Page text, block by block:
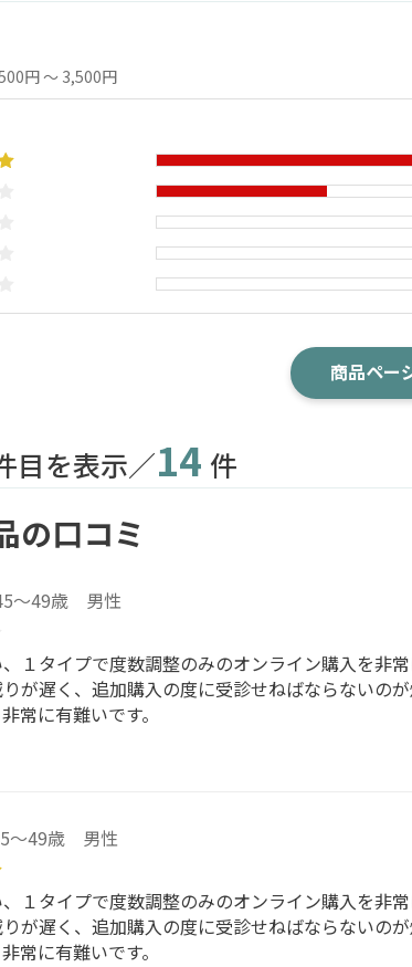
円 ～ 3,500円
商品ペー
目を表示／14 件
の口コミ
～49歳 男性
１タイプで度数調整のみのオンライン購入を非
りが遅く、追加購入の度に受診せねばならないの
常に有難いです。
～49歳 男性
１タイプで度数調整のみのオンライン購入を非
りが遅く、追加購入の度に受診せねばならないの
常に有難いです。